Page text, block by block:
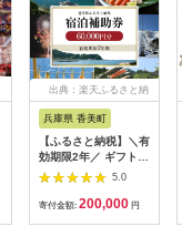
出典：楽天ふるさと納
兵庫県 香美町
【ふるさと納税】＼有
効期限2年／ ギフトに
も使える 宿泊補助券
60,000円分 宿泊助成
券 宿泊券 旅 トラベル
5.0
寄付金額: 200,000 円